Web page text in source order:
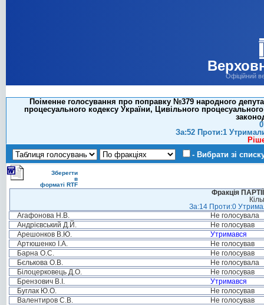
Офіційний
Поіменне голосування про поправку №379 народного
процесуального кодексу України, Цивільного
За:52 Проти:1
- Вибрати зі
Зберегти
в
форматі RTF
Фракція
За:14 Проти:0
Агафонова Н.В.
Не голосувала
Андрієвський Д.Й.
Не голосував
Арешонков В.Ю.
Утримався
Артюшенко І.А.
Не голосував
Барна О.С.
Не голосував
Бєлькова О.В.
Не голосувала
Білоцерковець Д.О.
Не голосував
Брензович В.І.
Утримався
Буглак Ю.О.
Не голосував
Валентиров С.В.
Не голосував